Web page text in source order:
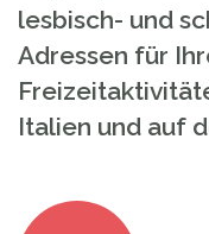
lesbisch- und
Adressen für
Italien und auf